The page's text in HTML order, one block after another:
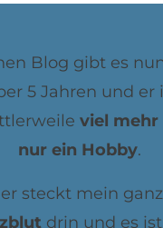
Blog gibt es
5 Jahren und er
viel mehr
nur ein Hobby.
steckt mein
drin und es